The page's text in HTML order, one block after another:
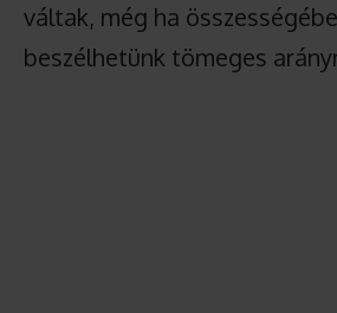
váltak, még ha
beszélhetünk tömeges